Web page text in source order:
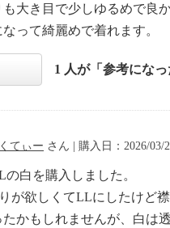
大き目で少しゆるめで良か
って綺麗めで着れます。
1 人が「参考にな
てぃー さん | 購入日：2026/03/
白を購入しました。
が欲しくてLLにしたけど
かもしれませんが、白は